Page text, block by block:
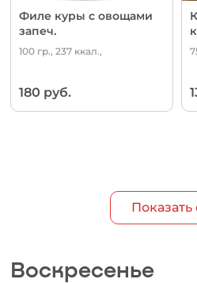
Филе куры с овощами
запеч.
100 гр., 237 ккал.,
180 руб.
Воскресенье